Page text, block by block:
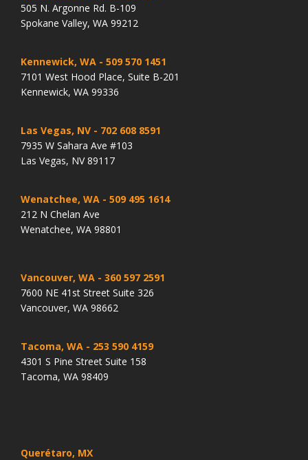
505 N. Argonne Rd. B-109
Spokane Valley, WA 99212
Kennewick, WA - 509 570 1451
7101 West Hood Place, Suite B-201
Kennewick, WA 99336
Las Vegas, NV - 702 608 8591
7935 W Sahara Ave #103
Las Vegas, NV 89117
Wenatchee, WA - 509 495 1614
212 N Chelan Ave
Wenatchee, WA 98801
Vancouver, WA - 360 597 2591
7600 NE 41st Street Suite 326
Vancouver, WA 98662
Tacoma, WA - 253 590 4159
4301 S Pine Street Suite 158
Tacoma, WA 98409
Querétaro, MX